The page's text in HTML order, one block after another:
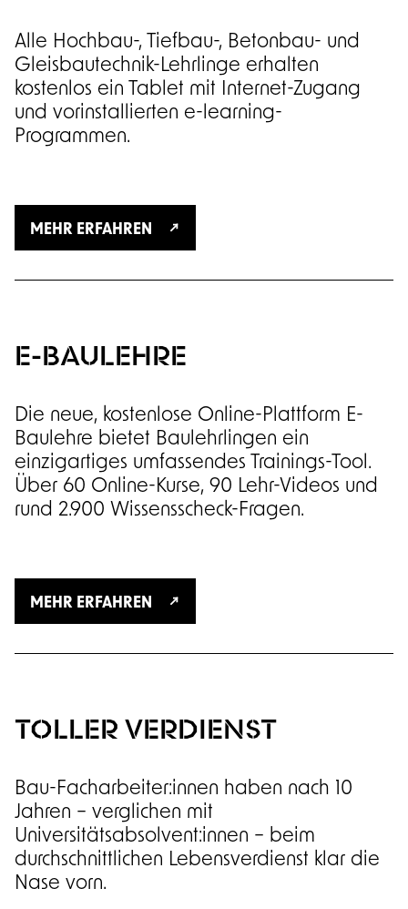
Alle Hochbau-, Tiefbau-, Betonbau- und
Gleisbautechnik-Lehrlinge erhalten
kostenlos ein Tablet mit Internet-Zugang
und vorinstallierten e-learning-
Programmen.
MEHR ERFAHREN
E-BAULEHRE
Die neue, kostenlose Online-Plattform E-
Baulehre bietet Baulehrlingen ein
einzigartiges umfassendes Trainings-Tool.
Über 60 Online-Kurse, 90 Lehr-Videos und
rund 2.900 Wissensscheck-Fragen.
MEHR ERFAHREN
TOLLER VERDIENST
Bau-Facharbeiter:innen haben nach 10
Jahren – verglichen mit
Universitätsabsolvent:innen – beim
durchschnittlichen Lebensverdienst klar die
Nase vorn.